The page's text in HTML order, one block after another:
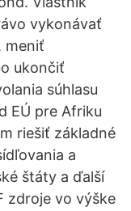
vykonávať
meniť
ukončiť
súhlasu
EÚ pre Afriku
riešiť základné
a
štáty a ďalší
zdroje vo výške